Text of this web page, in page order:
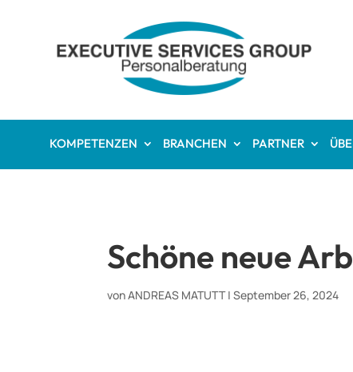
KOMPETENZEN BRANCHEN PARTNER
Schöne neue
vonANDREAS MATUTT|September 26, 2024